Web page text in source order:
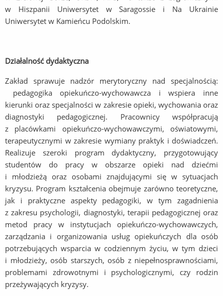
w Hiszpanii Uniwersytet w Saragossie i Na Ukrainie
Uniwersytet w Kamieńcu Podolskim.
Działalność dydaktyczna
Zakład sprawuje nadzór merytoryczny nad specjalnością:
pedagogika opiekuńczo-wychowawcza i wspiera inne
kierunki oraz specjalności w zakresie opieki, wychowania oraz
diagnostyki pedagogicznej. Pracownicy współpracują
z placówkami opiekuńczo-wychowawczymi, oświatowymi,
terapeutycznymi w zakresie wymiany praktyk i doświadczeń.
Realizuje szeroki program dydaktyczny, przygotowujący
studentów do pracy w obszarze opieki nad dziećmi
i młodzieżą oraz osobami znajdującymi się w sytuacjach
kryzysu. Program kształcenia obejmuje zarówno teoretyczne,
jak i praktyczne aspekty pedagogiki, w tym zagadnienia
z zakresu psychologii, diagnostyki, terapii pedagogicznej oraz
metod pracy w instytucjach opiekuńczo-wychowawczych,
zarządzania i organizowania usług opiekuńczych dla osób
potrzebujących wsparcia w codziennym życiu, w tym dzieci
i młodzieży, osób starszych, osób z niepełnosprawnościami,
problemami zdrowotnymi i psychologicznymi, czy rodzin
przeżywających kryzysy.